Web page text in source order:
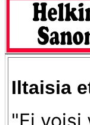
Iltaisia